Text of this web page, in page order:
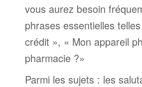
vous aurez besoin
phrases essentielles
crédit », « Mon appareil
pharmacie ?»
Parmi les sujets : les